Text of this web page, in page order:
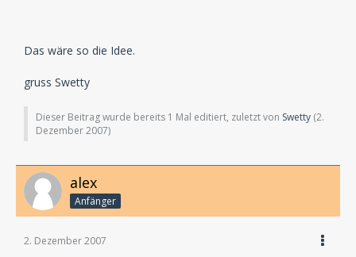
Das wäre so die Idee.
gruss Swetty
Dieser Beitrag wurde bereits 1 Mal editiert, zuletzt von Swetty (2.
Dezember 2007)
alex
Anfänger
2. Dezember 2007